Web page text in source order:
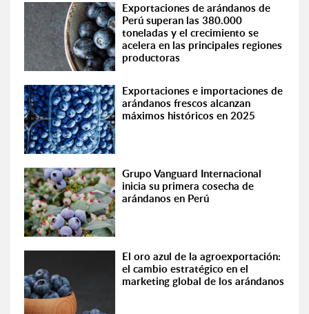
Exportaciones de arándanos de
Perú superan las 380.000
toneladas y el crecimiento se
acelera en las principales regiones
productoras
Exportaciones e importaciones de
arándanos frescos alcanzan
máximos históricos en 2025
Grupo Vanguard Internacional
inicia su primera cosecha de
arándanos en Perú
El oro azul de la agroexportación:
el cambio estratégico en el
marketing global de los arándanos